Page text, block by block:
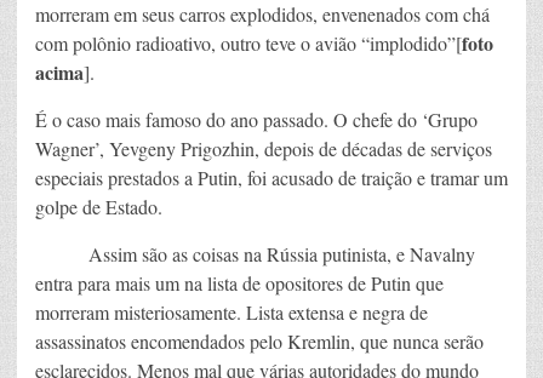
morreram em seus carros explodidos, envenenados com chá
com polônio radioativo, outro teve o avião “implodido”[foto
acima].
É o caso mais famoso do ano passado. O chefe do ‘Grupo
Wagner’, Yevgeny Prigozhin, depois de décadas de serviços
especiais prestados a Putin, foi acusado de traição e tramar um
golpe de Estado.
Assim são as coisas na Rússia putinista, e Navalny
entra para mais um na lista de opositores de Putin que
morreram misteriosamente. Lista extensa e negra de
assassinatos encomendados pelo Kremlin, que nunca serão
esclarecidos. Menos mal que várias autoridades do mundo